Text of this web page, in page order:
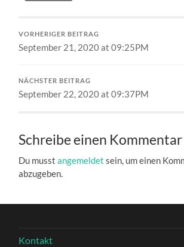
VORHERIGER BEITRAG
September 21, 2020 at 09:25PM
NÄCHSTER BEITRAG
September 22, 2020 at 09:37PM
Schreibe einen Kommentar
Du musstangemeldet sein, um einen
abzugeben.
Kontakt